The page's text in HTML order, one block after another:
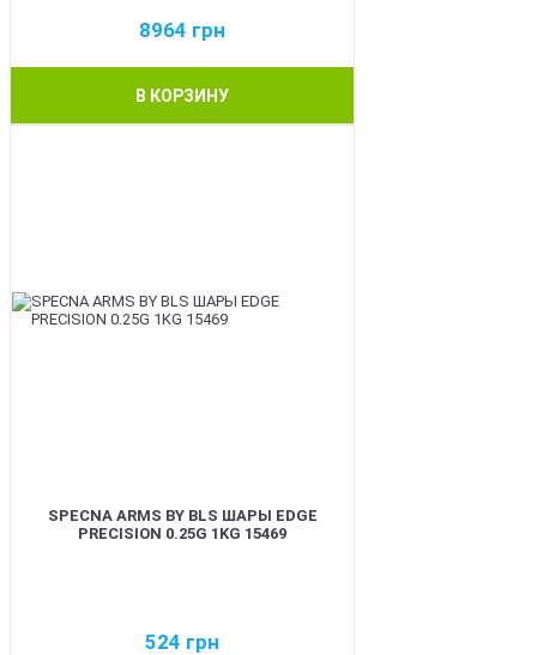
8964 грн
В КОРЗИНУ
SPECNA ARMS BY BLS ШАРЫ EDGE
PRECISION 0.25G 1KG 15469
524 грн